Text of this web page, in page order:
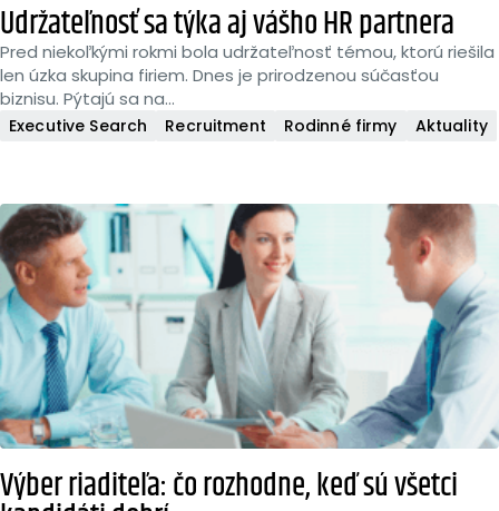
Udržateľnosť sa týka aj vášho HR partnera
Pred niekoľkými rokmi bola udržateľnosť témou, ktorú riešila
len úzka skupina firiem. Dnes je prirodzenou súčasťou
biznisu. Pýtajú sa na...
Executive Search Recruitment Rodinné firmy Aktuality
Výber riaditeľa: čo rozhodne, keď sú všetci